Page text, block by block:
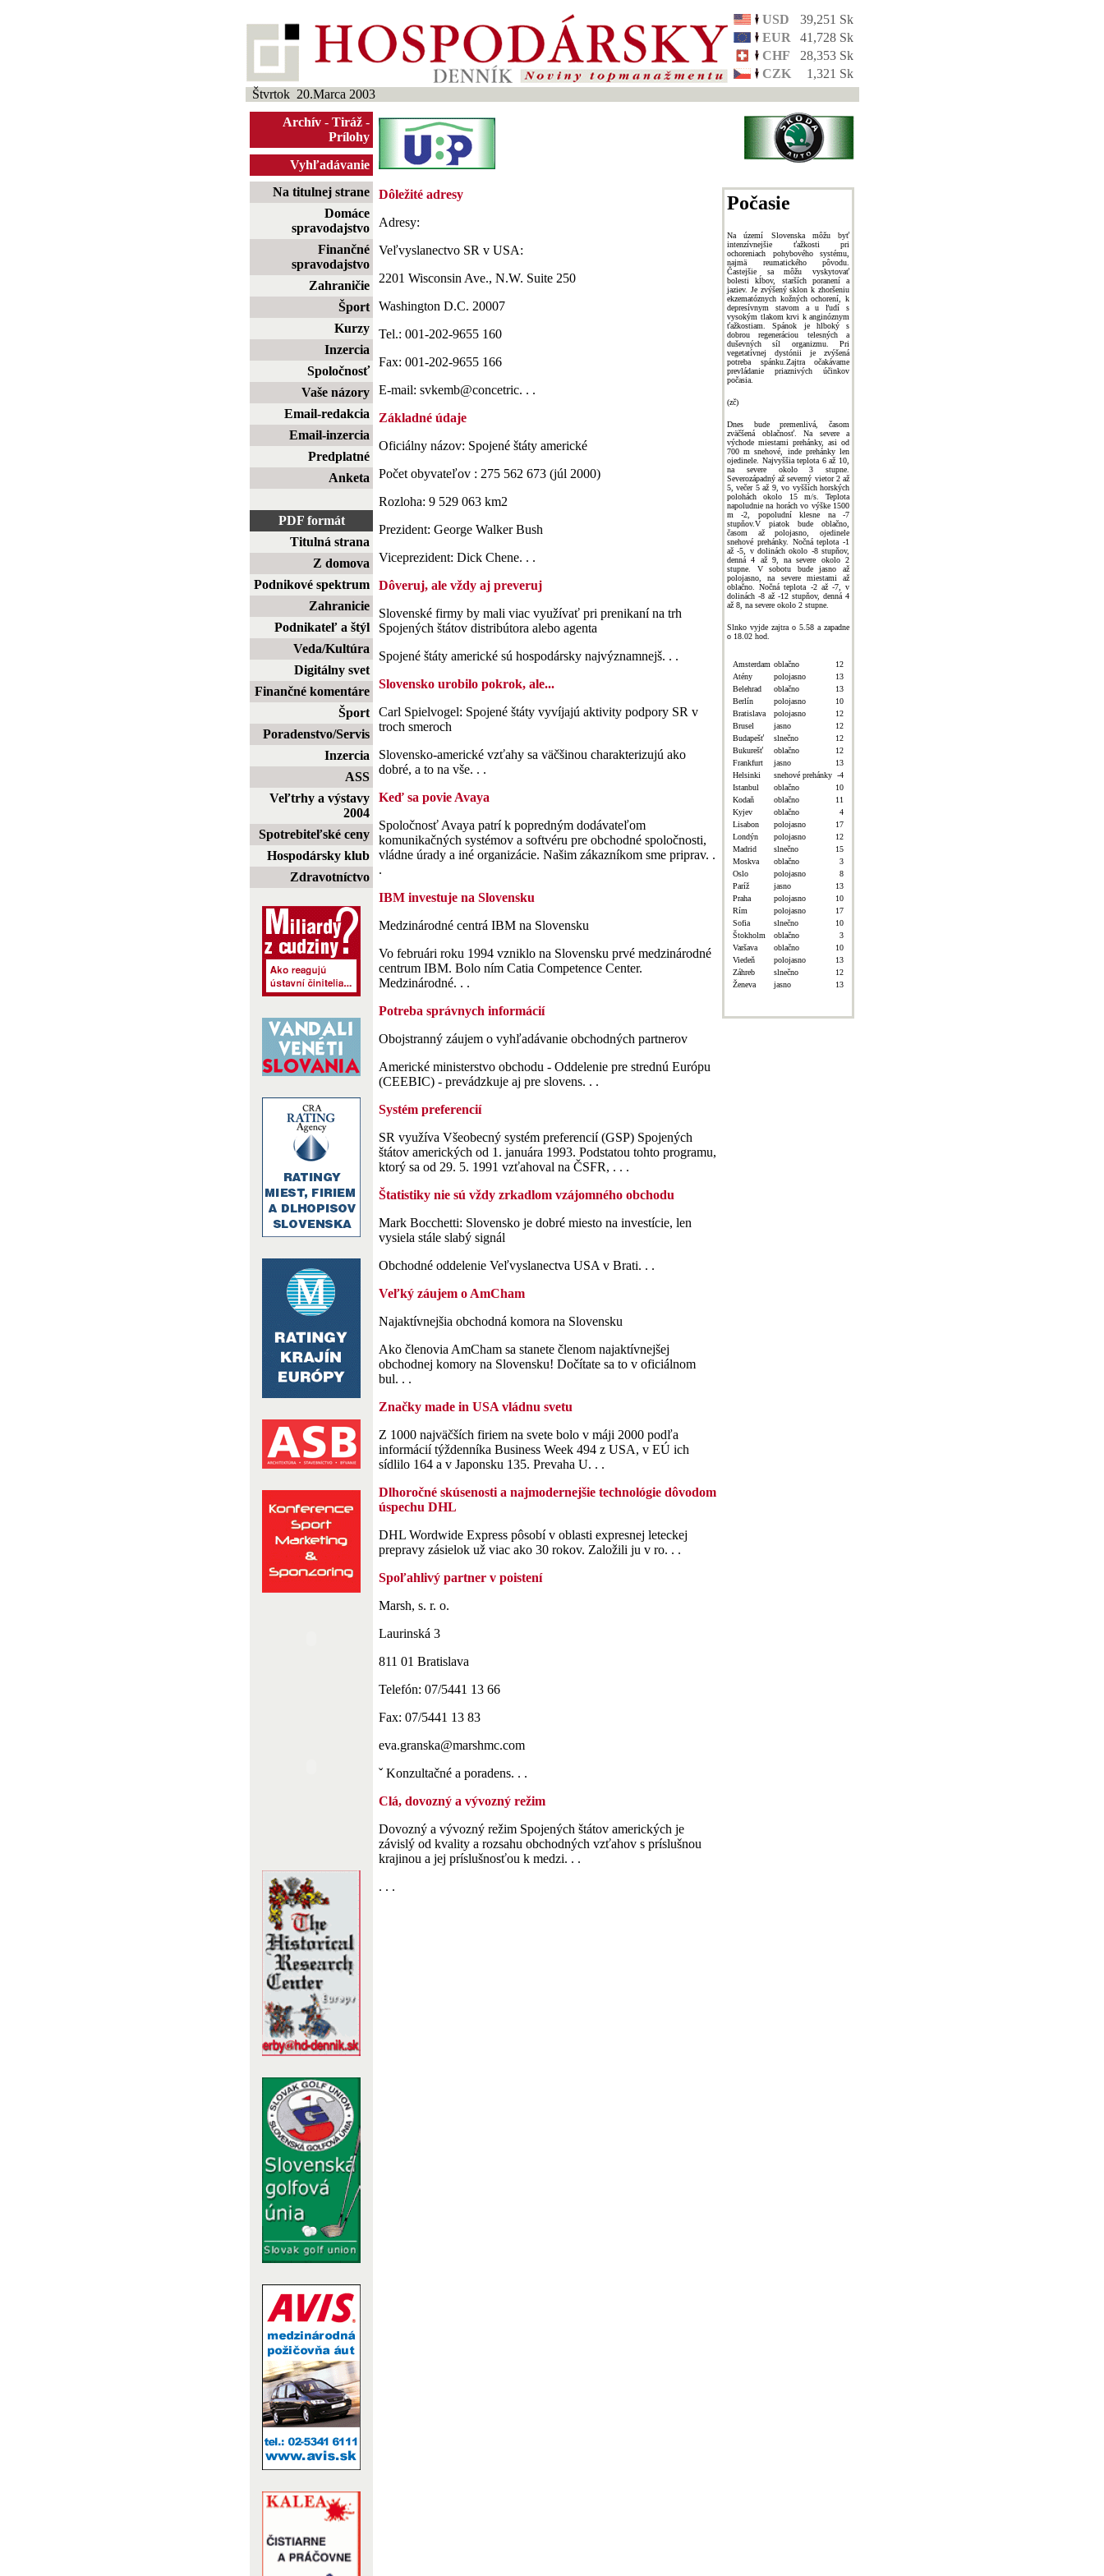
USD
39,251 Sk
EUR
41,728 Sk
CHF
28,353 Sk
CZK
1,321 Sk
Štvrtok 20.Marca 2003
Archív - Tiráž -
Prílohy
Vyhľadávanie
Na titulnej strane
Domáce
spravodajstvo
Finančné
spravodajstvo
Zahraničie
Šport
Kurzy
Inzercia
Spoločnosť
Vaše názory
Email-redakcia
Email-inzercia
Predplatné
Anketa
PDF formát
Titulná strana
Z domova
Podnikové spektrum
Zahranicie
Podnikateľ a štýl
Veda/Kultúra
Digitálny svet
Finančné komentáre
Šport
Poradenstvo/Servis
Inzercia
ASS
Veľtrhy a výstavy
2004
Spotrebiteľské ceny
Hospodársky klub
Zdravotníctvo
Dôležité adresy
Adresy:
Veľvyslanectvo SR v USA:
2201 Wisconsin Ave., N.W. Suite 250
Washington D.C. 20007
Tel.: 001-202-9655 160
Fax: 001-202-9655 166
E-mail: svkemb@concetric. . .
Základné údaje
Oficiálny názov: Spojené štáty americké
Počet obyvateľov : 275 562 673 (júl 2000)
Rozloha: 9 529 063 km2
Prezident: George Walker Bush
Viceprezident: Dick Chene. . .
Dôveruj, ale vždy aj preveruj
Slovenské firmy by mali viac využívať pri prenikaní na trh
Spojených štátov distribútora alebo agenta
Spojené štáty americké sú hospodársky najvýznamnejš. . .
Slovensko urobilo pokrok, ale...
Carl Spielvogel: Spojené štáty vyvíjajú aktivity podpory SR v
troch smeroch
Slovensko-americké vzťahy sa väčšinou charakterizujú ako
dobré, a to na vše. . .
Keď sa povie Avaya
Spoločnosť Avaya patrí k popredným dodávateľom
komunikačných systémov a softvéru pre obchodné spoločnosti,
vládne úrady a iné organizácie. Našim zákazníkom sme priprav. .
.
IBM investuje na Slovensku
Medzinárodné centrá IBM na Slovensku
Vo februári roku 1994 vzniklo na Slovensku prvé medzinárodné
centrum IBM. Bolo ním Catia Competence Center.
Medzinárodné. . .
Potreba správnych informácií
Obojstranný záujem o vyhľadávanie obchodných partnerov
Americké ministerstvo obchodu - Oddelenie pre strednú Európu
(CEEBIC) - prevádzkuje aj pre slovens. . .
Systém preferencií
SR využíva Všeobecný systém preferencií (GSP) Spojených
štátov amerických od 1. januára 1993. Podstatou tohto programu,
ktorý sa od 29. 5. 1991 vzťahoval na ČSFR, . . .
Štatistiky nie sú vždy zrkadlom vzájomného obchodu
Mark Bocchetti: Slovensko je dobré miesto na investície, len
vysiela stále slabý signál
Obchodné oddelenie Veľvyslanectva USA v Brati. . .
Veľký záujem o AmCham
Najaktívnejšia obchodná komora na Slovensku
Ako členovia AmCham sa stanete členom najaktívnejšej
obchodnej komory na Slovensku! Dočítate sa to v oficiálnom
bul. . .
Značky made in USA vládnu svetu
Z 1000 najväčších firiem na svete bolo v máji 2000 podľa
informácií týždenníka Business Week 494 z USA, v EÚ ich
sídlilo 164 a v Japonsku 135. Prevaha U. . .
Dlhoročné skúsenosti a najmodernejšie technológie dôvodom
úspechu DHL
DHL Wordwide Express pôsobí v oblasti expresnej leteckej
prepravy zásielok už viac ako 30 rokov. Založili ju v ro. . .
Spoľahlivý partner v poistení
Marsh, s. r. o.
Laurinská 3
811 01 Bratislava
Telefón: 07/5441 13 66
Fax: 07/5441 13 83
eva.granska@marshmc.com
ˇ Konzultačné a poradens. . .
Clá, dovozný a vývozný režim
Dovozný a vývozný režim Spojených štátov amerických je
závislý od kvality a rozsahu obchodných vzťahov s príslušnou
krajinou a jej príslušnosťou k medzi. . .
. . .
Počasie
Na území Slovenska môžu byť
intenzívnejšie ťažkosti pri
ochoreniach pohybového systému,
najmä reumatického pôvodu.
Častejšie sa môžu vyskytovať
bolesti kĺbov, starších poranení a
jaziev. Je zvýšený sklon k zhoršeniu
ekzematóznych kožných ochorení, k
depresívnym stavom a u ľudí s
vysokým tlakom krvi k anginóznym
ťažkostiam. Spánok je hlboký s
dobrou regeneráciou telesných a
duševných síl organizmu. Pri
vegetatívnej dystónii je zvýšená
potreba spánku.Zajtra očakávame
prevládanie priaznivých účinkov
počasia.
(zč)
Dnes bude premenlivá, časom
zväčšená oblačnosť. Na severe a
východe miestami prehánky, asi od
700 m snehové, inde prehánky len
ojedinele. Najvyššia teplota 6 až 10,
na severe okolo 3 stupne.
Severozápadný až severný vietor 2 až
5, večer 5 až 9, vo vyšších horských
polohách okolo 15 m/s. Teplota
napoludnie na horách vo výške 1500
m -2, popoludní klesne na -7
stupňov.V piatok bude oblačno,
časom až polojasno, ojedinele
snehové prehánky. Nočná teplota -1
až -5, v dolinách okolo -8 stupňov,
denná 4 až 9, na severe okolo 2
stupne. V sobotu bude jasno až
polojasno, na severe miestami až
oblačno. Nočná teplota -2 až -7, v
dolinách -8 až -12 stupňov, denná 4
až 8, na severe okolo 2 stupne.
Slnko vyjde zajtra o 5.58 a zapadne
o 18.02 hod.
Amsterdam oblačno
12
Atény
polojasno
13
Belehrad
oblačno
13
Berlín
polojasno
10
Bratislava
polojasno
12
Brusel
jasno
12
Budapešť
slnečno
12
Bukurešť
oblačno
12
Frankfurt
jasno
13
Helsinki
snehové prehánky -4
Istanbul
oblačno
10
Kodaň
oblačno
11
Kyjev
oblačno
4
Lisabon
polojasno
17
Londýn
polojasno
12
Madrid
slnečno
15
Moskva
oblačno
3
Oslo
polojasno
8
Paríž
jasno
13
Praha
polojasno
10
Rím
polojasno
17
Sofia
slnečno
10
Štokholm
oblačno
3
Varšava
oblačno
10
Viedeň
polojasno
13
Záhreb
slnečno
12
Ženeva
jasno 13